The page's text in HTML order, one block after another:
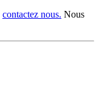
contactez nous. Nous